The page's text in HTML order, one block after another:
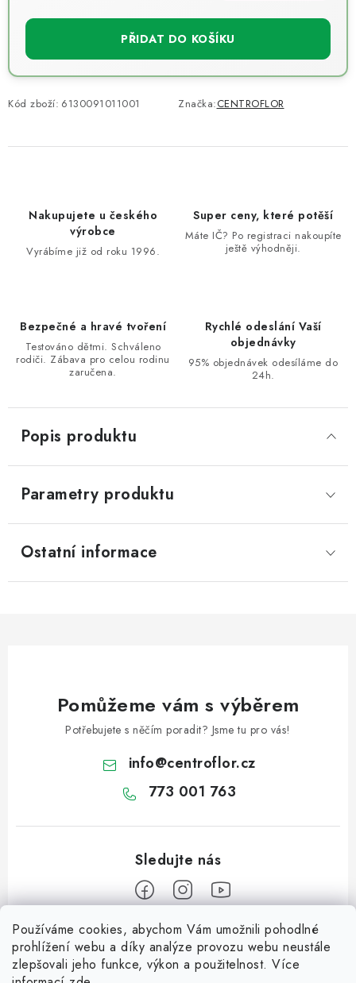
Používáme cookies, abychom Vám umožnili pohodlné
prohlížení webu a díky analýze provozu webu neustále
zlepšovali jeho funkce, výkon a použitelnost. Více
PŘIDAT DO KOŠÍKU
Kód zboží: 6130091011001 Značka:CENTROFLOR
Nakupujete u českého
výrobce
Vyrábíme již od roku 1996.
Super ceny, které potěší
Máte IČ? Po registraci nakoupíte
ještě výhodněji.
Bezpečné a hravé tvoření
Testováno dětmi. Schváleno
rodiči. Zábava pro celou rodinu
zaručena.
Rychlé odeslání Vaší
objednávky
95% objednávek odesíláme do
24h.
Popis produktu
Parametry produktu
Ostatní informace
Pomůžeme vám s výběrem
Potřebujete s něčím poradit? Jsme tu pro vás!
info@centroflor.cz
773 001 763
Informace pro vás